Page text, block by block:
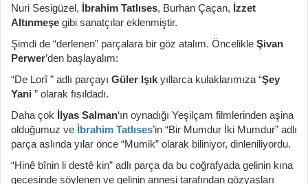
Nuri Sesigüzel, İbrahim Tatlıses, Burhan Çaçan, İzzet
Altınmeşe gibi sanatçılar eklenmiştir.
Şimdi de “derlenen” parçalara bir göz atalım. Öncelikle Şivan
Perwer’den başlayalım:
“De Lorî ” adlı parçayı Güler Işık yıllarca kulaklarımıza “Şey
Yani ” olarak fısıldadı.
Daha çok İlyas Salman‘ın oynadığı Yeşilçam filmlerinden aşina
olduğumuz ve İbrahim Tatlıses’in “Bir Mumdur İki Mumdur” adlı
parça aslında yılar önce “Mumik” olarak biliniyor, dinleniliyordu.
“Hinê bînin li destê kin” adlı parça da bu coğrafyada gelinin kına
gecesinde söylenen ve gelinin annesi tarafından gözyaşları